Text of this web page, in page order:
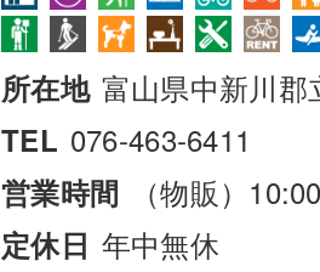
所在地 富山県中新川郡
TEL 076-463-6411
営業時間 （物販）
定休日 年中無休